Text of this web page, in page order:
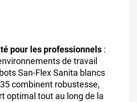
pour les professionnels :
de travail
San-Flex Sanita blancs
combinent robustesse,
optimal tout au long de la